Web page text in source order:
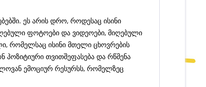
ეს არის დრო, როდესაც ისინი
ფოტოები და ვიდეოები, მიღებული
რომელსაც ისინი მთელი ცხოვრების
პოზიტიური თვითშეფასება და რწმენა
ემოციურ რესურსს, რომელზეც